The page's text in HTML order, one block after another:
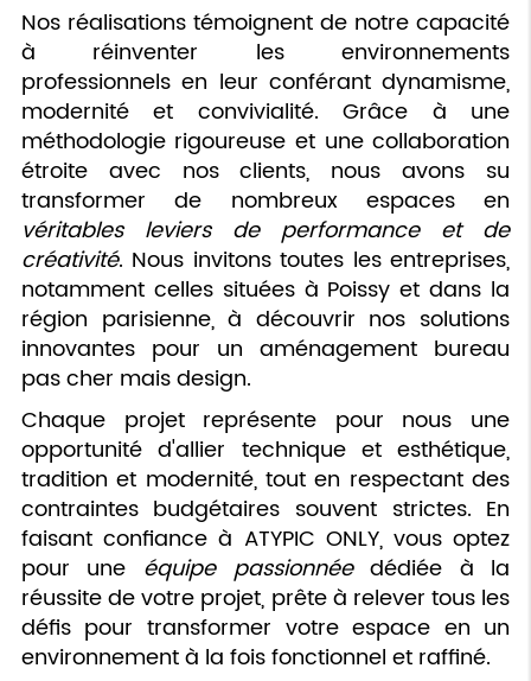
Nos réalisations témoignent de notre capacité
à réinventer les environnements
professionnels en leur conférant dynamisme,
modernité et convivialité. Grâce à une
méthodologie rigoureuse et une collaboration
étroite avec nos clients, nous avons su
transformer de nombreux espaces en
véritables leviers de performance et de
créativité. Nous invitons toutes les entreprises,
notamment celles situées à Poissy et dans la
région parisienne, à découvrir nos solutions
innovantes pour un aménagement bureau
pas cher mais design.
Chaque projet représente pour nous une
opportunité d'allier technique et esthétique,
tradition et modernité, tout en respectant des
contraintes budgétaires souvent strictes. En
faisant confiance à ATYPIC ONLY, vous optez
pour une équipe passionnéedédiée à la
réussite de votre projet, prête à relever tous les
défis pour transformer votre espace en un
environnement à la fois fonctionnel et raffiné.